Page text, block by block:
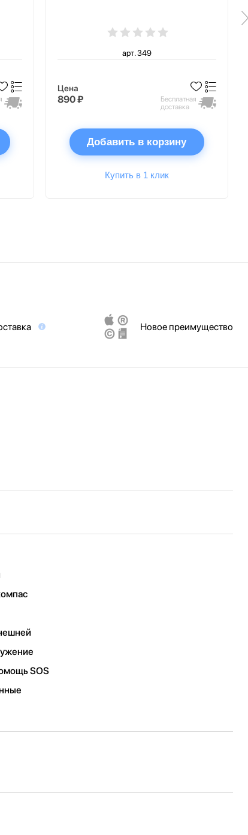
арт. 349
Цена
890 ₽
Бесплатная
доставка
Добавить в корзину
Купить в 1 клик
Новое преимущество
SOS